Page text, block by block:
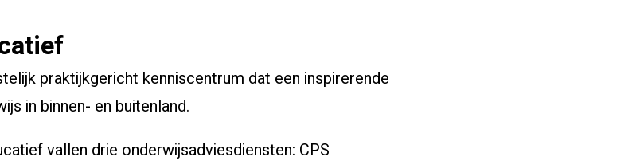
praktijkgericht kenniscentrum dat een inspirerende
in binnen- en buitenland.
vallen drie onderwijsadviesdiensten: CPS